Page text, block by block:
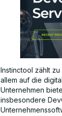
Instinctool zählt
allem auf die
Unternehmen
insbesondere